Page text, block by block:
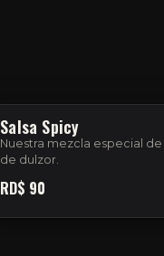
Salsa Spicy
Nuestra mezcla especial
de dulzor.
RD$ 90